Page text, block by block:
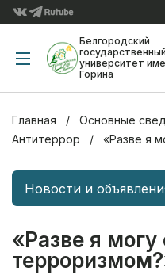
Белгородский
университет
Горина
Главная Основные
Антитеррор
«Разве я
Новости и
«Разве я могу